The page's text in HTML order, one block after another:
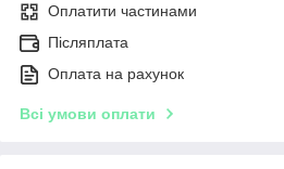
Оплатити частинами
Післяплата
Оплата на рахунок
Всі умови оплати